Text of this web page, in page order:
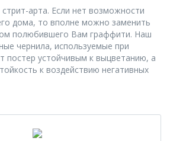
арта. Если нет возможности
дома, то вполне можно заменить
полюбившего Вам граффити. Наш
чернила, используемые при
постер устойчивым к выцветанию, а
к воздействию негативных